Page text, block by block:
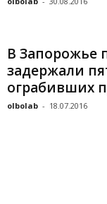
В Запорожье
задержали
ограбивших
olbolab - 18.07.2016